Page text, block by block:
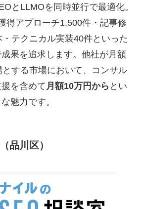
とLLMOを同時並行で最適化。
得アプローチ1,500件・記事修
テクニカル実装40件といった
果を追求します。他社が月額
する市場において、コンサル
を含めて 月額10万円から とい
魅力です。
品川区）